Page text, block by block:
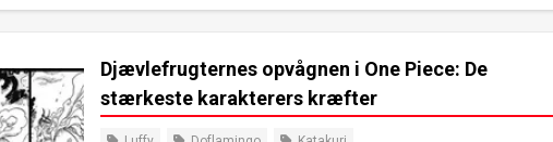
Djævlefrugternes opvågnen i One Piece: De
stærkeste karakterers kræfter